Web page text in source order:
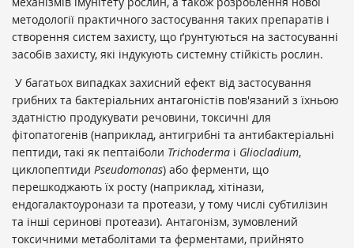
методології практичного застосування таких препаратів і
створення систем захисту, що ґрунтуються на застосуванні
засобів захисту, які індукують системну стійкість рослин.
У багатьох випадках захисний ефект від застосування
грибних та бактеріальних антагоністів пов'язаний з їхньою
здатністю продукувати речовини, токсичні для
фітопатогенів (наприклад, антигрибні та антибактеріальні
пептиди, такі як пептаіболи Trichoderma і Gliocladium,
циклопептиди Pseudomonas) або ферменти, що
перешкоджають їх росту (наприклад, хітінази,
ендогалактоуронази та протеази, у тому числі субтилізин
та інші серинові протеази). Антагонізм, зумовлений
токсичними метаболітами та ферментами, прийнято